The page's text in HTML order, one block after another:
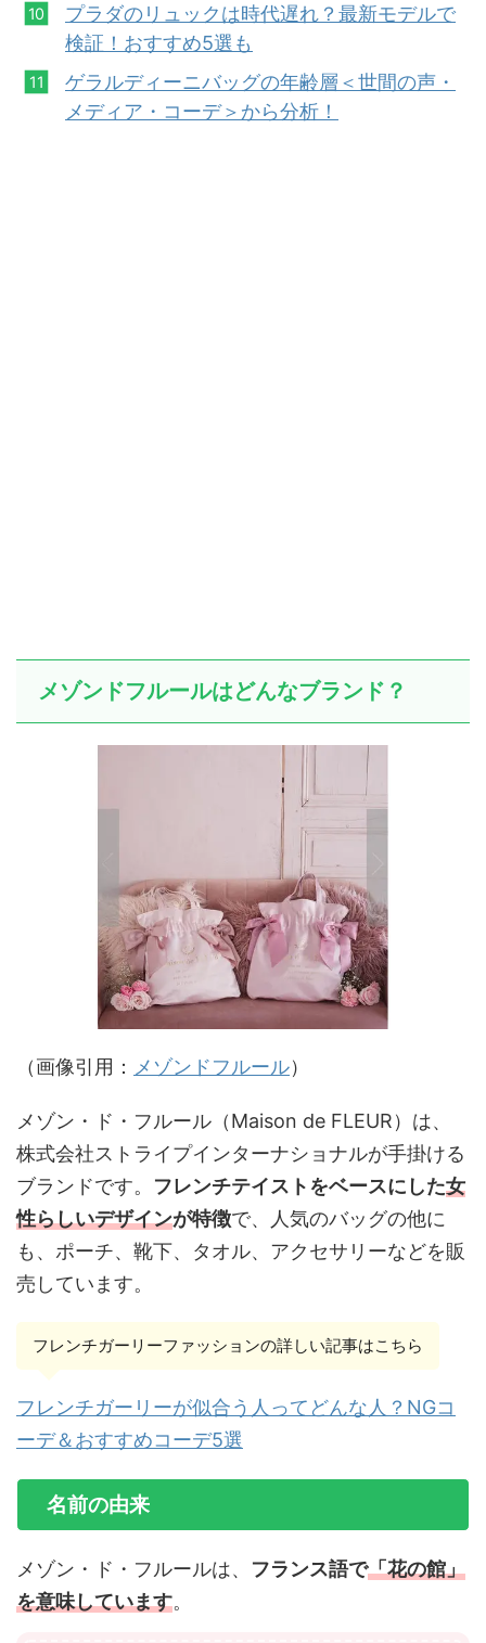
プラダのリュックは時代遅れ？最新モデルで
検証！おすすめ5選も
ゲラルディーニバッグの年齢層＜世間の声・
メディア・コーデ＞から分析！
メゾンドフルールはどんなブランド？
（画像引用： メゾンドフルール）
メゾン・ド・フルール（Maison de FLEUR）は、
株式会社ストライプインターナショナルが手掛ける
ブランドです。 フレンチテイストをベースにした女
性らしいデザインが特徴で、人気のバッグの他に
も、ポーチ、靴下、タオル、アクセサリーなどを販
売しています。
フレンチガーリーファッションの詳しい記事はこちら
フレンチガーリーが似合う人ってどんな人？NGコ
ーデ＆おすすめコーデ5選
名前の由来
メゾン・ド・フルールは、 フランス語で「花の館」
を意味しています。